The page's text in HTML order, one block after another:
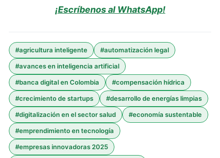
¡Escríbenos al WhatsApp!
#agricultura inteligente #automatización legal
#avances en inteligencia artificial
#banca digital en Colombia #compensación hídrica
#crecimiento de startups #desarrollo de energías limpias
#digitalización en el sector salud #economía sustentable
#emprendimiento en tecnología
#empresas innovadoras 2025